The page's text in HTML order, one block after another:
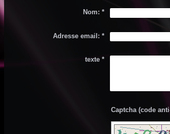
Nom: *
Adresse email: *
texte *